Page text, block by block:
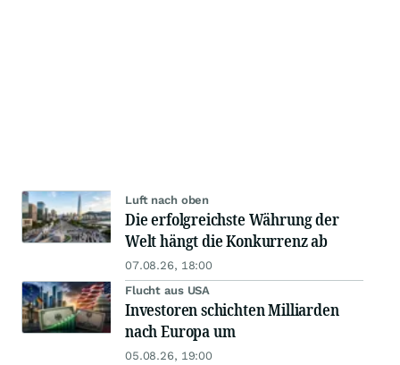
Luft nach oben
Die erfolgreichste Währung der
Welt hängt die Konkurrenz ab
07.08.26, 18:00
Flucht aus USA
Investoren schichten Milliarden
nach Europa um
05.08.26, 19:00